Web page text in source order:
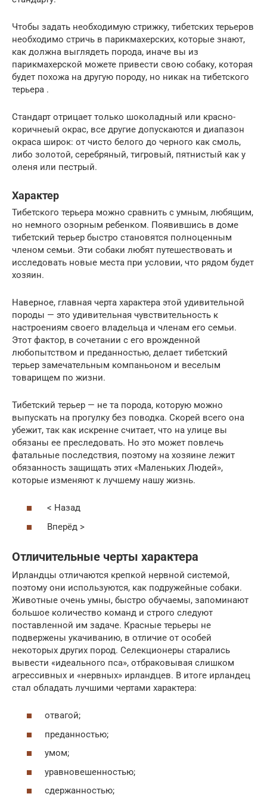
Чтобы задать необходимую стрижку, тибетских терьеров
необходимо стричь в парикмахерских, которые знают,
как должна выглядеть порода, иначе вы из
парикмахерской можете привести свою собаку, которая
будет похожа на другую породу, но никак на тибетского
терьера .
Стандарт отрицает только шоколадный или красно-
коричнеый окрас, все другие допускаются и диапазон
окраса широк: от чисто белого до черного как смоль,
либо золотой, серебряный, тигровый, пятнистый как у
оленя или пестрый.
Характер
Тибетского терьера можно сравнить с умным, любящим,
но немного озорным ребенком. Появившись в доме
тибетский терьер быстро становятся полноценным
членом семьи. Эти собаки любят путешествовать и
исследовать новые места при условии, что рядом будет
хозяин.
Наверное, главная черта характера этой удивительной
породы — это удивительная чувствительность к
настроениям своего владельца и членам его семьи.
Этот фактор, в сочетании с его врожденной
любопытством и преданностью, делает тибетский
терьер замечательным компаньоном и веселым
товарищем по жизни.
Тибетский терьер — не та порода, которую можно
выпускать на прогулку без поводка. Скорей всего она
убежит, так как искренне считает, что на улице вы
обязаны ее преследовать. Но это может повлечь
фатальные последствия, поэтому на хозяине лежит
обязанность защищать этих «Маленьких Людей»,
которые изменяют к лучшему нашу жизнь.
< Назад
Вперёд >
Отличительные черты характера
Ирландцы отличаются крепкой нервной системой,
поэтому они используются, как подружейные собаки.
Животные очень умны, быстро обучаемы, запоминают
большое количество команд и строго следуют
поставленной им задаче. Красные терьеры не
подвержены укачиванию, в отличие от особей
некоторых других пород. Селекционеры старались
вывести «идеального пса», отбраковывая слишком
агрессивных и «нервных» ирландцев. В итоге ирландец
стал обладать лучшими чертами характера:
отвагой;
преданностью;
умом;
уравновешенностью;
сдержанностью;